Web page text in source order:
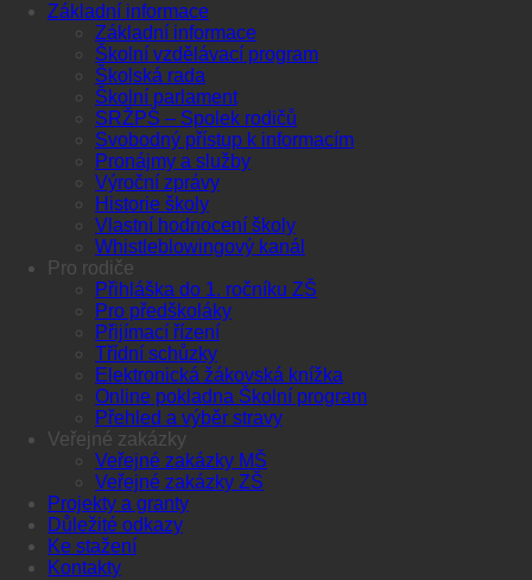
Základní informace
Základní informace
Školní vzdělávací program
Školská rada
Školní parlament
SRŽPŠ – Spolek rodičů
Svobodný přístup k informacím
Pronájmy a služby
Výroční zprávy
Historie školy
Vlastní hodnocení školy
Whistleblowingový kanál
Pro rodiče
Přihláška do 1. ročníku ZŠ
Pro předškoláky
Přijímací řízení
Třídní schůzky
Elektronická žákovská knížka
Online pokladna Školní program
Přehled a výběr stravy
Veřejné zakázky
Veřejné zakázky MŠ
Veřejné zakázky ZŠ
Projekty a granty
Důležité odkazy
Ke stažení
Kontakty